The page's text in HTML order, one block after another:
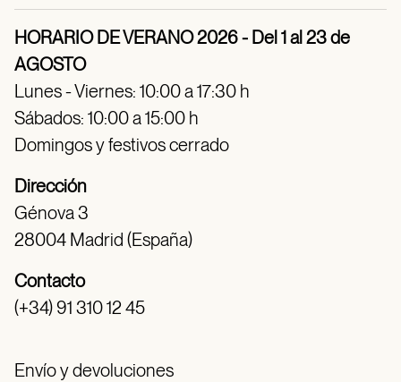
HORARIO DE VERANO 2026 - Del 1 al 23 de
AGOSTO
Lunes - Viernes: 10:00 a 17:30 h
Sábados: 10:00 a 15:00 h
Domingos y festivos cerrado
Dirección
Génova 3
28004 Madrid (España)
Contacto
(+34) 91 310 12 45
Envío y devoluciones